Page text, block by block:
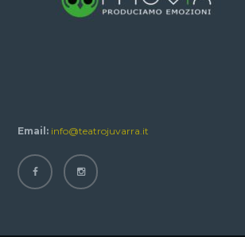
Email: info@teatrojuvarra.it